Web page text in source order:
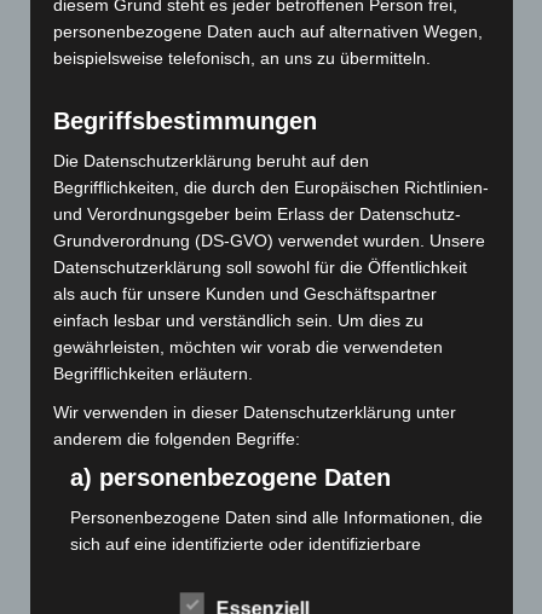
Vor der Halle sind Grüppchenbildungen zu
vermeiden.
vor der Halle stehen.
Den Anweisungen der Trainer ist folge zu
leisten.
Hier findet man das gesamteHygienekonzept
zum Download.
Update 06.10.2020:
Hier findet man das neueHygienekonzeptzum
Download.
Hallenzutritt /
Registrierung
diesem Grund steht es jeder betroffenen Person frei,
personenbezogene Daten auch auf alternativen Wegen,
beispielsweise telefonisch, an uns zu übermitteln.
Begriffsbestimmungen
Die Datenschutzerklärung beruht auf den
Begrifflichkeiten, die durch den Europäischen Richtlinien-
und Verordnungsgeber beim Erlass der Datenschutz-
Grundverordnung (DS-GVO) verwendet wurden. Unsere
Datenschutzerklärung soll sowohl für die Öffentlichkeit
als auch für unsere Kunden und Geschäftspartner
einfach lesbar und verständlich sein. Um dies zu
gewährleisten, möchten wir vorab die verwendeten
Begrifflichkeiten erläutern.
Wir verwenden in dieser Datenschutzerklärung unter
anderem die folgenden Begriffe:
a) personenbezogene Daten
Personenbezogene Daten sind alle Informationen, die
sich auf eine identifizierte oder identifizierbare
beziehen. Als identifizierbar wird eine natürliche
Essenziell